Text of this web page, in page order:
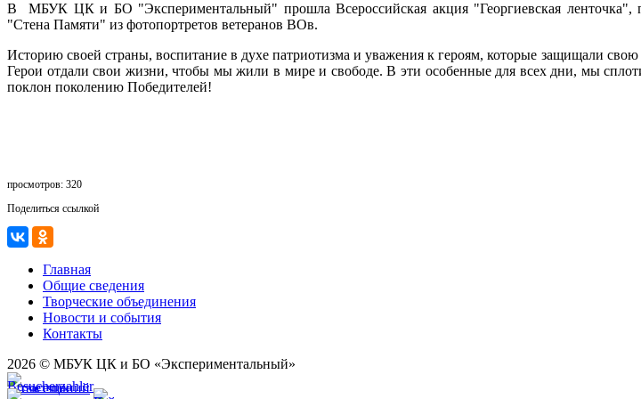
В МБУК ЦК и БО "Экспериментальный" прошла Всероссийская акция "Георгиевская ленточка",
"Стена Памяти" из фотопортретов ветеранов ВОв.
Историю своей страны, воспитание в духе патриотизма и уважения к героям, которые защищали
Герои отдали свои жизни, чтобы мы жили в мире и свободе. В эти особенные для всех дни, мы
поклон поколению Победителей!
просмотров: 320
Поделиться ссылкой
Главная
Общие сведения
Творческие объединения
Новости и события
Контакты
2026 © МБУК ЦК и БО «Экспериментальный»